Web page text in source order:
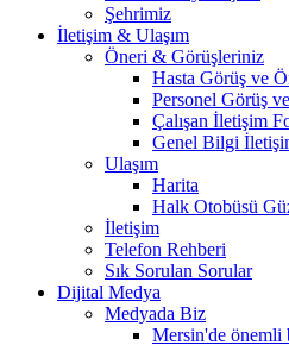
Şehrimiz
İletişim & Ulaşım
Öneri & Görüşleriniz
Hasta Görüş ve
Personel Görüş
Çalışan İletişim
Genel Bilgi
Ulaşım
Harita
Halk Otobüsü
İletişim
Telefon Rehberi
Sık Sorulan Sorular
Dijital Medya
Medyada Biz
Mersin'de önemli